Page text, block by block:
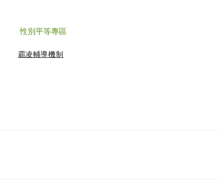
性別平等專區
霸凌輔導機制